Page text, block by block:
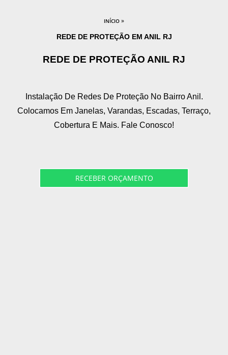
INÍCIO »
REDE DE PROTEÇÃO EM ANIL RJ
REDE DE PROTEÇÃO ANIL RJ
Instalação De Redes De Proteção No Bairro Anil.
Colocamos Em Janelas, Varandas, Escadas, Terraço,
Cobertura E Mais. Fale Conosco!
RECEBER ORÇAMENTO